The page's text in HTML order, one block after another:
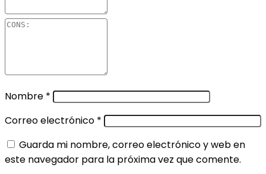
Nombre *
Correo electrónico *
Guarda mi nombre, correo electrónico y web en
este navegador para la próxima vez que comente.